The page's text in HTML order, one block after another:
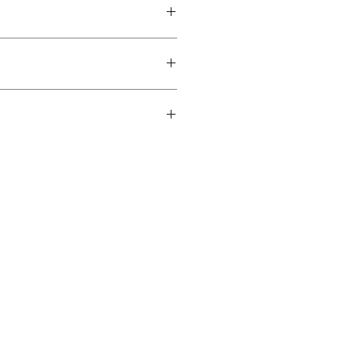
colle, attache, perles
rouleau adhésif pour